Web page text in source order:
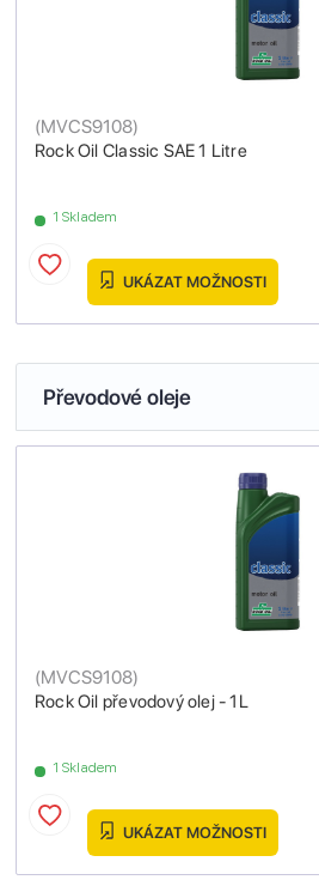
Rock Oil Classic SAE 1 Litre
(MVCS9108)
1 Skladem
UKÁZAT MOŽNOSTI
Převodové oleje
Rock Oil převodový olej - 1L
(MVCS9108)
1 Skladem
UKÁZAT MOŽNOSTI